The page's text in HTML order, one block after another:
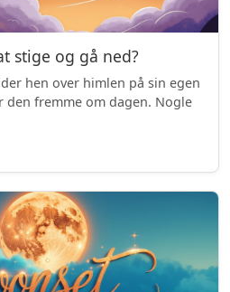
stige og gå ned?
hen over himlen på sin egen
den fremme om dagen. Nogle